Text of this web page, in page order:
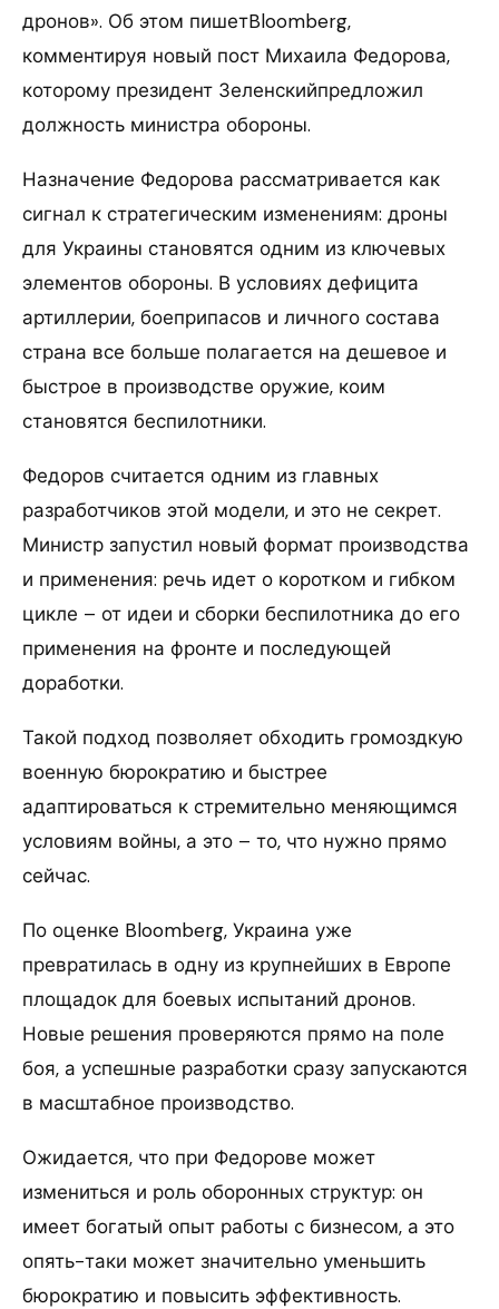
дронов». Об этом пишетBloomberg,
комментируя новый пост Михаила Федорова,
которому президент Зеленскийпредложил
должность министра обороны.
Назначение Федорова рассматривается как
сигнал к стратегическим изменениям: дроны
для Украины становятся одним из ключевых
элементов обороны. В условиях дефицита
артиллерии, боеприпасов и личного состава
страна все больше полагается на дешевое и
быстрое в производстве оружие, коим
становятся беспилотники.
Федоров считается одним из главных
разработчиков этой модели, и это не секрет.
Министр запустил новый формат производства
и применения: речь идет о коротком и гибком
цикле – от идеи и сборки беспилотника до его
применения на фронте и последующей
доработки.
Такой подход позволяет обходить громоздкую
военную бюрократию и быстрее
адаптироваться к стремительно меняющимся
условиям войны, а это – то, что нужно прямо
сейчас.
По оценке Bloomberg, Украина уже
превратилась в одну из крупнейших в Европе
площадок для боевых испытаний дронов.
Новые решения проверяются прямо на поле
боя, а успешные разработки сразу запускаются
в масштабное производство.
Ожидается, что при Федорове может
измениться и роль оборонных структур: он
имеет богатый опыт работы с бизнесом, а это
опять-таки может значительно уменьшить
бюрократию и повысить эффективность.